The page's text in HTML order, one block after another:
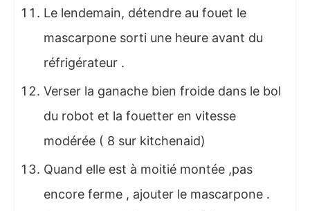
Le lendemain, détendre au fouet le
mascarpone sorti une heure avant du
réfrigérateur .
Verser la ganache bien froide dans le bol
du robot et la fouetter en vitesse
modérée ( 8 sur kitchenaid)
Quand elle est à moitié montée ,pas
encore ferme , ajouter le mascarpone .